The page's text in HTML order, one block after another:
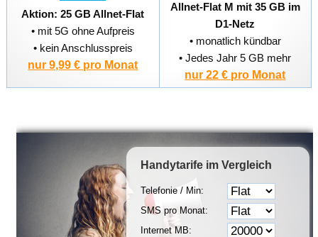
Aktion: 25 GB Allnet-Flat
• mit 5G ohne Aufpreis
• kein Anschlusspreis
nur 9,99 € pro Monat
Allnet-Flat M mit 35 GB im
D1-Netz
• monatlich kündbar
• Jedes Jahr 5 GB mehr
nur 22 € pro Monat
Handytarife im Vergleich
Telefonie / Min:
SMS pro Monat:
Internet MB: